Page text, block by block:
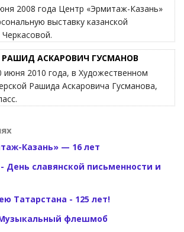
2008 года Центр «Эрмитаж-Казань»
выставку казанской
РАШИД АСКАРОВИЧ ГУСМАНОВ
июня 2010 года, в Художественном
Рашида Аскаровича Гусманова,
Казань» — 16 лет
День славянской письменности и
Татарстана - 125 лет!
флешмоб